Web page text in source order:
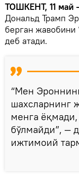
ТОШКЕНТ, 11 май
Дональд Трамп
берган жавобини
деб атади.
“Мен
шахсларнинг
менга
бўлмайди”, —
ижтимоий